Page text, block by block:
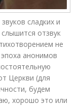
сладких и
отзвук
не
анонимов
Церкви (для
будем
хорошо это или